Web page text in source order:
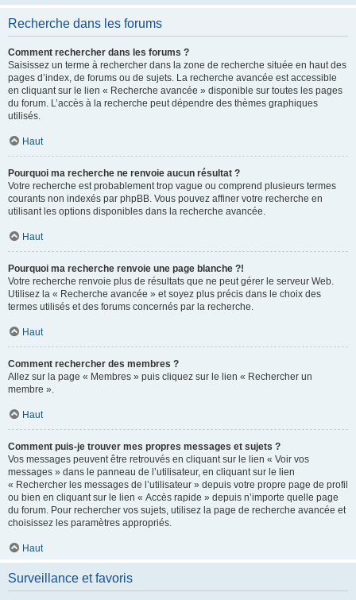
Recherche dans les forums
Comment rechercher dans les forums ?
Saisissez un terme à rechercher dans la zone de recherche située en haut des
pages d’index, de forums ou de sujets. La recherche avancée est accessible
en cliquant sur le lien « Recherche avancée » disponible sur toutes les pages
du forum. L’accès à la recherche peut dépendre des thèmes graphiques
utilisés.
Haut
Pourquoi ma recherche ne renvoie aucun résultat ?
Votre recherche est probablement trop vague ou comprend plusieurs termes
courants non indexés par phpBB. Vous pouvez affiner votre recherche en
utilisant les options disponibles dans la recherche avancée.
Haut
Pourquoi ma recherche renvoie une page blanche ?!
Votre recherche renvoie plus de résultats que ne peut gérer le serveur Web.
Utilisez la « Recherche avancée » et soyez plus précis dans le choix des
termes utilisés et des forums concernés par la recherche.
Haut
Comment rechercher des membres ?
Allez sur la page « Membres » puis cliquez sur le lien « Rechercher un
membre ».
Haut
Comment puis-je trouver mes propres messages et sujets ?
Vos messages peuvent être retrouvés en cliquant sur le lien « Voir vos
messages » dans le panneau de l’utilisateur, en cliquant sur le lien
« Rechercher les messages de l’utilisateur » depuis votre propre page de profil
ou bien en cliquant sur le lien « Accès rapide » depuis n’importe quelle page
du forum. Pour rechercher vos sujets, utilisez la page de recherche avancée et
choisissez les paramètres appropriés.
Haut
Surveillance et favoris